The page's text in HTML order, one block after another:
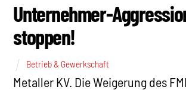
Unternehmer-
stoppen!
Betrieb & Gewerkschaft
Metaller KV. Die Weigerung des